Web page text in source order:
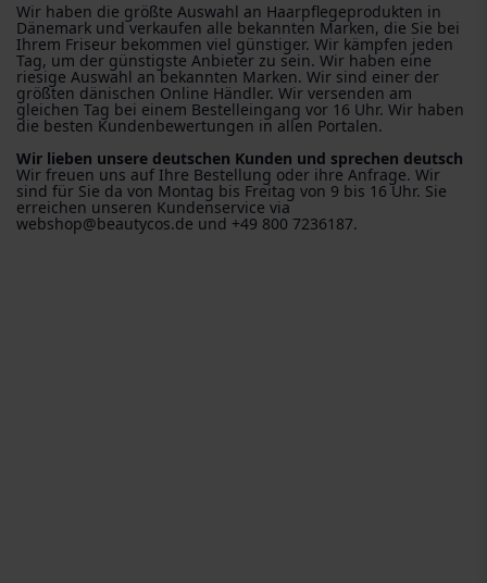
Wir haben die größte Auswahl an Haarpflegeprodukten in
Dänemark und verkaufen alle bekannten Marken, die Sie bei
Ihrem Friseur bekommen viel günstiger. Wir kämpfen jeden
Tag, um der günstigste Anbieter zu sein. Wir haben eine
riesige Auswahl an bekannten Marken. Wir sind einer der
größten dänischen Online Händler. Wir versenden am
gleichen Tag bei einem Bestelleingang vor 16 Uhr. Wir haben
die besten Kundenbewertungen in allen Portalen.
Wir lieben unsere deutschen Kunden und sprechen deutsch
Wir freuen uns auf Ihre Bestellung oder ihre Anfrage. Wir
sind für Sie da von Montag bis Freitag von 9 bis 16 Uhr. Sie
erreichen unseren Kundenservice via
webshop@beautycos.de und +49 800 7236187.